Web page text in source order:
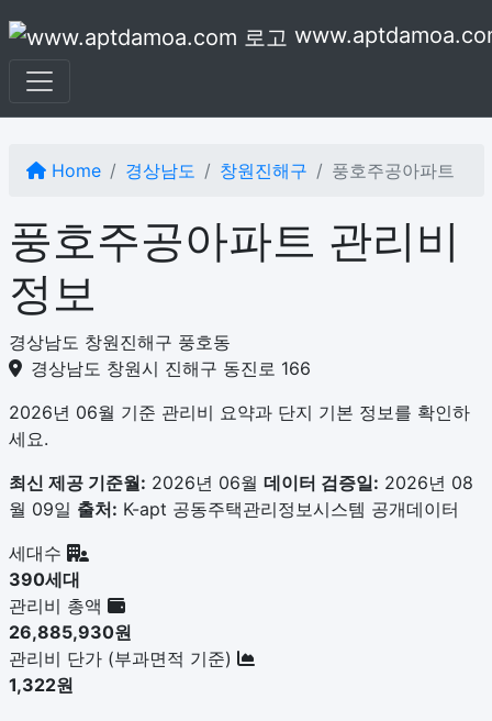
Home 경상남도 창원진해구 풍호주공아파트
풍호주공아파트 관리비
정보
경상남도 창원진해구 풍호동
경상남도 창원시 진해구 동진로 166
2026년 06월 기준 관리비 요약과 단지 기본 정보를 확인하
세요.
최신 제공 기준월: 2026년 06월 데이터 검증일: 2026년 08
월 09일 출처: K-apt 공동주택관리정보시스템 공개데이터
세대수
390세대
관리비 총액
26,885,930원
관리비 단가 (부과면적 기준)
1,322원